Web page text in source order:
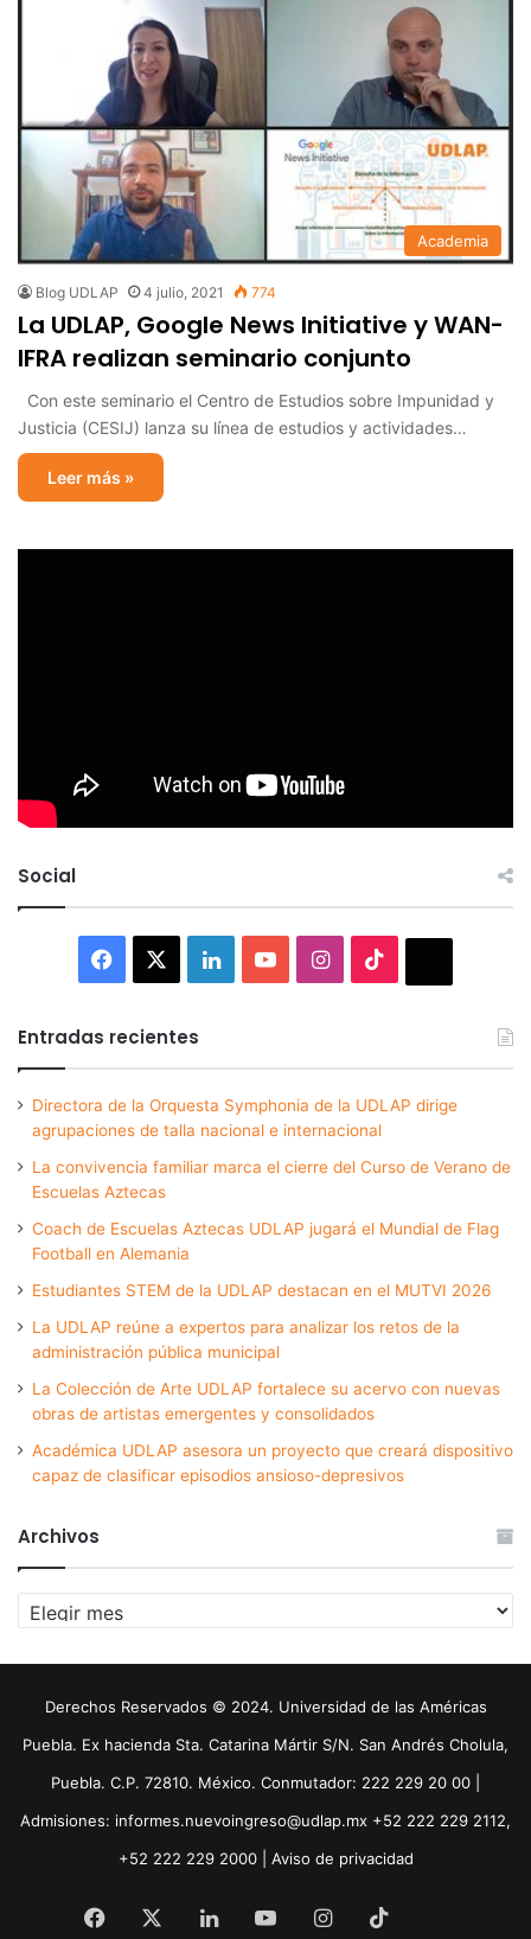
Academia
Blog UDLAP 4 julio, 2021 774
La UDLAP, Google News Initiative y WAN-
IFRA realizan seminario conjunto
Con este seminario el Centro de Estudios sobre Impunidad y
Justicia (CESIJ) lanza su línea de estudios y actividades…
Leer más »
Social
Facebook LinkedInYouTubeInstagram
Entradas recientes
Directora de la Orquesta Symphonia de la UDLAP dirige
agrupaciones de talla nacional e internacional
La convivencia familiar marca el cierre del Curso de Verano de
Escuelas Aztecas
Coach de Escuelas Aztecas UDLAP jugará el Mundial de Flag
Football en Alemania
Estudiantes STEM de la UDLAP destacan en el MUTVI 2026
La UDLAP reúne a expertos para analizar los retos de la
administración pública municipal
La Colección de Arte UDLAP fortalece su acervo con nuevas
obras de artistas emergentes y consolidados
Académica UDLAP asesora un proyecto que creará dispositivo
capaz de clasificar episodios ansioso-depresivos
Archivos
Archivos
Derechos Reservados © 2024. Universidad de las Américas
Puebla. Ex hacienda Sta. Catarina Mártir S/N. San Andrés Cholula,
Puebla. C.P. 72810. México. Conmutador: 222 229 20 00 |
Admisiones: informes.nuevoingreso@udlap.mx +52 222 229 2112,
+52 222 229 2000 | Aviso de privacidad
Facebook LinkedInYouTubeInstagram